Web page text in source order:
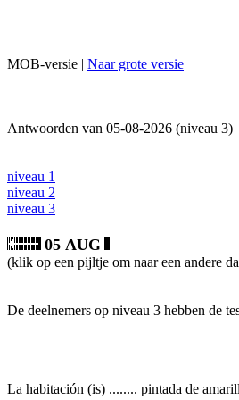
MOB-versie | Naar grote versie
Antwoorden van 05-08-2026 (niveau 3)
niveau 1
niveau 2
niveau 3
05 AUG
(klik op een pijltje om naar een andere
De deelnemers op niveau 3 hebben de
La habitación (is) ........ pintada de